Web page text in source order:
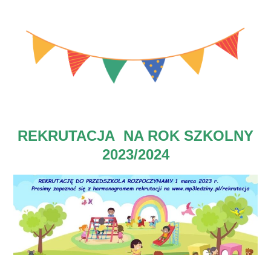
REKRUTACJA NA ROK SZKOLNY
2023/2024